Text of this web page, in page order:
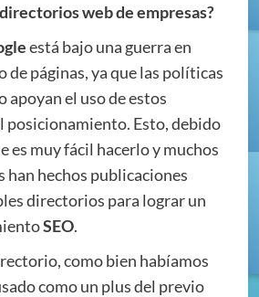
web de empresas?
está bajo una guerra en
de páginas, ya que las políticas
apoyan el uso de estos
posicionamiento. Esto, debido
es muy fácil hacerlo y muchos
han hechos publicaciones
directorios para lograr un
SEO.
como bien habíamos
como un plus del previo